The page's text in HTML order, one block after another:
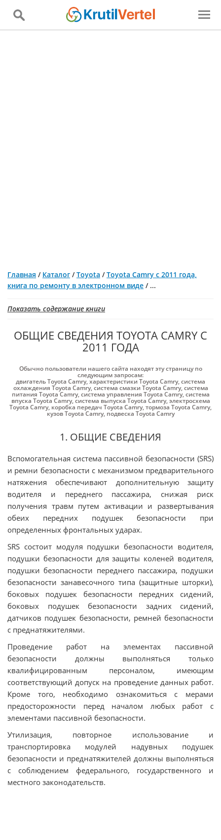
Главная / Каталог /Toyota /Toyota Camry с 2011 года,
книга по ремонту в электронном виде / ...
Показать содержание книги
ОБЩИЕ СВЕДЕНИЯ TOYOTA CAMRY С
2011 ГОДА
Обычно пользователи нашего сайта находят эту страницу по
следующим запросам:
двигатель Toyota Camry,характеристики Toyota Camry,система
охлаждения Toyota Camry,система смазки Toyota Camry,система
питания Toyota Camry,система управления Toyota Camry,система
впуска Toyota Camry,система выпуска Toyota Camry,электросхема
Toyota Camry, коробка передач Toyota Camry,тормоза Toyota Camry,
кузов Toyota Camry, подвеска Toyota Camry
1. ОБЩИЕ СВЕДЕНИЯ
Вспомогательная система пассивной безопасности (SRS)
и ремни безопасности с механизмом предварительного
натяжения обеспечивают дополнительную защиту
водителя и переднего пассажира, снижая риск
получения травм путем активации и развертывания
обеих передних подушек безопасности при
определенных фронтальных ударах.
SRS состоит модуля подушки безопасности водителя,
подушки безопасности для защиты коленей водителя,
подушки безопасности переднего пассажира, подушки
безопасности занавесочного типа (защитные шторки),
боковых подушек безопасности передних сидений,
боковых подушек безопасности задних сидений,
датчиков подушек безопасности, ремней безопасности
с преднатяжителями.
Проведение работ на элементах пассивной
безопасности должны выполняться только
квалифицированным персоналом, имеющим
соответствующий допуск на проведение данных работ.
Кроме того, необходимо ознакомиться с мерами
предосторожности перед началом любых работ с
элементами пассивной безопасности.
Утилизация, повторное использование и
транспортировка модулей надувных подушек
безопасности и преднатяжителей должны выполняться
с соблюдением федерального, государственного и
местного законодательств.